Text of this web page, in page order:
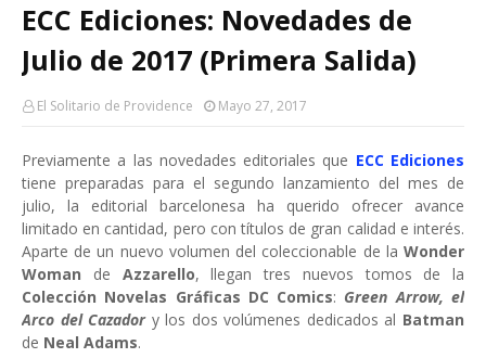
ECC Ediciones: Novedades de
Julio de 2017 (Primera Salida)
El Solitario de Providence Mayo 27, 2017
Previamente a las novedades editoriales que ECC Ediciones
tiene preparadas para el segundo lanzamiento del mes de
julio, la editorial barcelonesa ha querido ofrecer avance
limitado en cantidad, pero con títulos de gran calidad e interés.
Aparte de un nuevo volumen del coleccionable de la Wonder
Woman de Azzarello, llegan tres nuevos tomos de la
Colección Novelas Gráficas DC Comics: Green Arrow, el
Arco del Cazadory los dos volúmenes dedicados al Batman
de Neal Adams.